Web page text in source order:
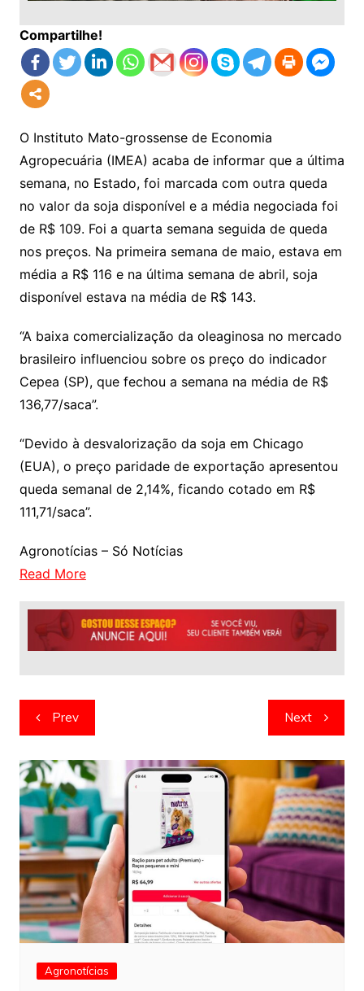
Compartilhe!
O Instituto Mato-grossense de Economia
Agropecuária (IMEA) acaba de informar que a última
semana, no Estado, foi marcada com outra queda
no valor da soja disponível e a média negociada foi
de R$ 109. Foi a quarta semana seguida de queda
nos preços. Na primeira semana de maio, estava em
média a R$ 116 e na última semana de abril, soja
disponível estava na média de R$ 143.
“A baixa comercialização da oleaginosa no mercado
brasileiro influenciou sobre os preço do indicador
Cepea (SP), que fechou a semana na média de R$
136,77/saca”.
“Devido à desvalorização da soja em Chicago
(EUA), o preço paridade de exportação apresentou
queda semanal de 2,14%, ficando cotado em R$
111,71/saca”.
Agronotícias – Só Notícias
Read More
Navegação
de
artigos
Prev Next
Agronotícias